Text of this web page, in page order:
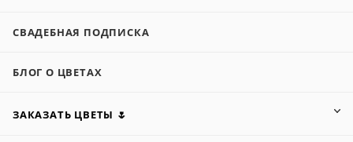
СВАДЕБНАЯ ПОДПИСКА
БЛОГ О ЦВЕТАХ
ЗАКАЗАТЬ ЦВЕТЫ 🌷